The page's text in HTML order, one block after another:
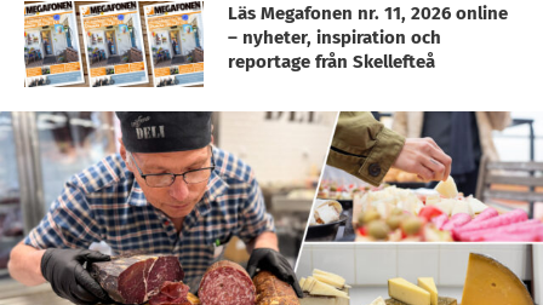
Läs Megafonen nr. 11, 2026 online
– nyheter, inspiration och
reportage från Skellefteå